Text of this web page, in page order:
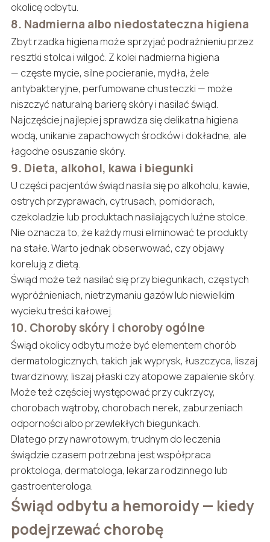
okolicę odbytu.
8. Nadmierna albo niedostateczna higiena
Zbyt rzadka higiena może sprzyjać podrażnieniu przez
resztki stolca i wilgoć. Z kolei nadmierna higiena
— częste mycie, silne pocieranie, mydła, żele
antybakteryjne, perfumowane chusteczki — może
niszczyć naturalną barierę skóry i nasilać świąd.
Najczęściej najlepiej sprawdza się delikatna higiena
wodą, unikanie zapachowych środków i dokładne, ale
łagodne osuszanie skóry.
9. Dieta, alkohol, kawa i biegunki
U części pacjentów świąd nasila się po alkoholu, kawie,
ostrych przyprawach, cytrusach, pomidorach,
czekoladzie lub produktach nasilających luźne stolce.
Nie oznacza to, że każdy musi eliminować te produkty
na stałe. Warto jednak obserwować, czy objawy
korelują z dietą.
Świąd może też nasilać się przy biegunkach, częstych
wypróżnieniach, nietrzymaniu gazów lub niewielkim
wycieku treści kałowej.
10. Choroby skóry i choroby ogólne
Świąd okolicy odbytu może być elementem chorób
dermatologicznych, takich jak wyprysk, łuszczyca, liszaj
twardzinowy, liszaj płaski czy atopowe zapalenie skóry.
Może też częściej występować przy cukrzycy,
chorobach wątroby, chorobach nerek, zaburzeniach
odporności albo przewlekłych biegunkach.
Dlatego przy nawrotowym, trudnym do leczenia
świądzie czasem potrzebna jest współpraca
proktologa, dermatologa, lekarza rodzinnego lub
gastroenterologa.
Świąd odbytu a hemoroidy — kiedy
podejrzewać chorobę